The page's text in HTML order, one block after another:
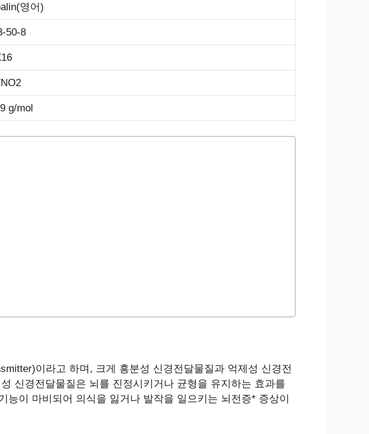
영어)
50-8
g/mol
이라고 하며, 크게 흥분성 신경전달물질과 억제성 신경전
신경전달물질은 뇌를 진정시키거나 균형을 유지하는 효과를
이 마비되어 의식을 잃거나 발작을 일으키는 뇌전증* 증상이